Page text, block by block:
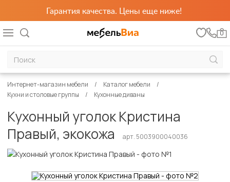
Гарантия качества. Цены еще ниже!
0
Интернет-магазин мебели
Каталог мебели
Кухни и столовые группы
Кухонные диваны
Кухонный уголок Кристина
Правый, экокожа
арт. 5003900040036